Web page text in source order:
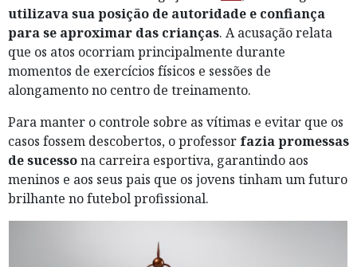
utilizava sua posição de autoridade e confiança
para se aproximar das crianças. A acusação relata
que os atos ocorriam principalmente durante
momentos de exercícios físicos e sessões de
alongamento no centro de treinamento.
Para manter o controle sobre as vítimas e evitar que os
casos fossem descobertos, o professor fazia promessas
de sucessona carreira esportiva, garantindo aos
meninos e aos seus pais que os jovens tinham um futuro
brilhante no futebol profissional.